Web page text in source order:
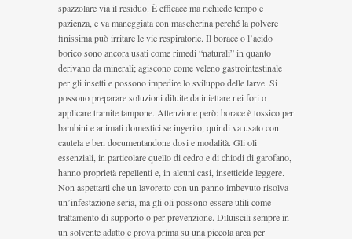
spazzolare via il residuo. È efficace ma richiede tempo e
pazienza, e va maneggiata con mascherina perché la polvere
finissima può irritare le vie respiratorie. Il borace o l’acido
borico sono ancora usati come rimedi “naturali” in quanto
derivano da minerali; agiscono come veleno gastrointestinale
per gli insetti e possono impedire lo sviluppo delle larve. Si
possono preparare soluzioni diluite da iniettare nei fori o
applicare tramite tampone. Attenzione però: borace è tossico per
bambini e animali domestici se ingerito, quindi va usato con
cautela e ben documentandone dosi e modalità. Gli oli
essenziali, in particolare quello di cedro e di chiodi di garofano,
hanno proprietà repellenti e, in alcuni casi, insetticide leggere.
Non aspettarti che un lavoretto con un panno imbevuto risolva
un’infestazione seria, ma gli oli possono essere utili come
trattamento di supporto o per prevenzione. Diluiscili sempre in
un solvente adatto e prova prima su una piccola area per